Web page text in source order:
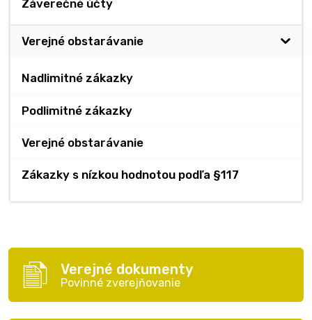
Záverečné účty
Verejné obstarávanie
Nadlimitné zákazky
Podlimitné zákazky
Verejné obstarávanie
Zákazky s nízkou hodnotou podľa §117
Verejné dokumenty
Povinné zverejňovanie